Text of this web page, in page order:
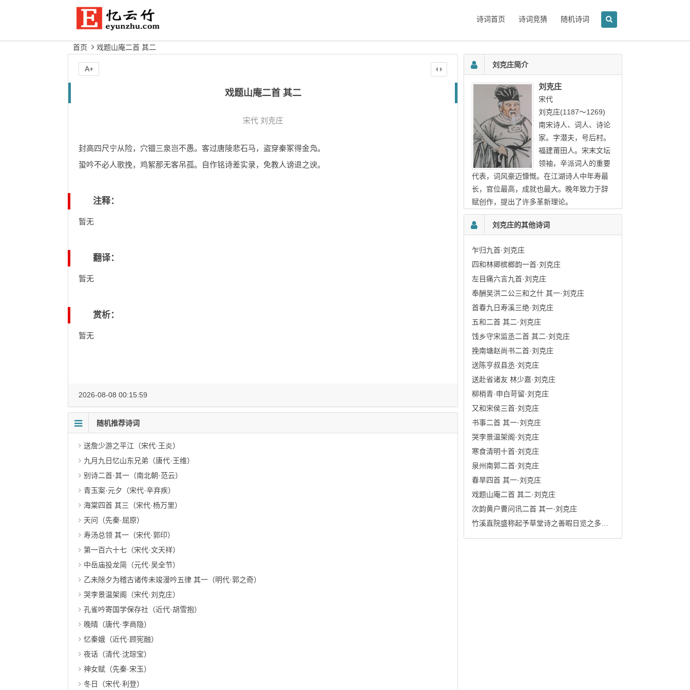
诗词首页 诗词竞猜 随机诗词
首页 戏题山庵二首 其二
戏题山庵二首 其二
宋代 刘克庄
封高四尺宁从险，穴锢三泉岂不愚。客过唐陵悲石马，盗穿秦冢得金凫。
蛩吟不必人歌挽，鸡絮那无客吊孤。自作铭诗差实录，免教人谤退之谀。
注释：
暂无
翻译：
暂无
赏析：
暂无
A+
2026-08-08 00:15:59
随机推荐诗词
送詹少游之平江（宋代·王炎）
九月九日忆山东兄弟（唐代·王维）
别诗二首·其一（南北朝·范云）
青玉案·元夕（宋代·辛弃疾）
海棠四首 其三（宋代·杨万里）
天问（先秦·屈原）
寿汤总领 其一（宋代·郭印）
第一百六十七（宋代·文天祥）
中岳庙投龙简（元代·吴全节）
乙未除夕为稽古诸传未竣漫吟五律 其一（明代·郭之奇）
哭李景温架阁（宋代·刘克庄）
孔雀吟寄国学保存社（近代·胡雪抱）
晚晴（唐代·李商隐）
忆秦娥（近代·顾宪融）
夜话（清代·沈琮宝）
神女赋（先秦·宋玉）
冬日（宋代·利登）
刘克庄简介
刘克庄
宋代
刘克庄(1187～1269)
南宋诗人、词人、诗论
家。字潜夫，号后村。
福建莆田人。宋末文坛
领袖，辛派词人的重要
代表，词风豪迈慷慨。在江湖诗人中年寿最
长，官位最高，成就也最大。晚年致力于辞
赋创作，提出了许多革新理论。
刘克庄的其他诗词
乍归九首·刘克庄
四和林卿槟榔韵一首·刘克庄
左目痛六言九首·刘克庄
奉酬吴洪二公三和之什 其一·刘克庄
首春九日寿溪三绝·刘克庄
五和二首 其二·刘克庄
饯乡守宋监丞二首 其二·刘克庄
挽南塘赵尚书二首·刘克庄
送陈亨叔县丞·刘克庄
送赴省诸友 林少嘉·刘克庄
柳梢青·申白苛留·刘克庄
又和宋侯三首·刘克庄
书事二首 其一·刘克庄
哭李景温架阁·刘克庄
寒食清明十首·刘克庄
泉州南郭二首·刘克庄
春旱四首 其一·刘克庄
戏题山庵二首 其二·刘克庄
次韵黄户曹问讯二首 其一·刘克庄